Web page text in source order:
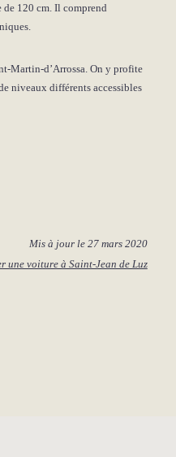
de 120 cm. Il comprend
Martin-d’Arrossa. On y profite
niveaux différents accessibles
Mis à jour le 27 mars 2020
une voiture à Saint-Jean de Luz